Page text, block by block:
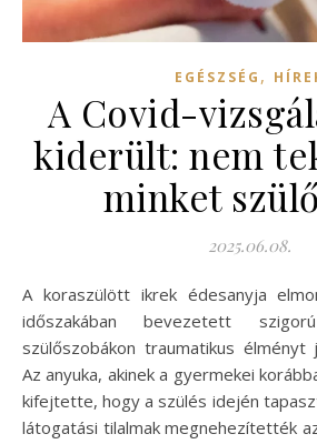
EGÉSZSÉG ,
A Covid-
kiderült: nem
minket
2025.06.08.
A koraszülött ikrek édesanyja elmondta, hogy a Covid
időszakában bevezetett
szülőszobákon traumatikus élményt
Az anyuka, akinek a gyermekei
kifejtette, hogy a szülés idején
látogatási tilalmak megnehezítették